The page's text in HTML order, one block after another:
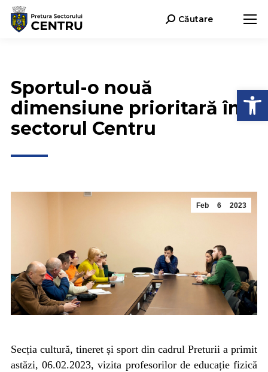
Search:Căutare
Sportul-o nouă
dimensiune prioritară în
sectorul Centru
Feb 6 2023
Secția cultură, tineret și sport din cadrul Preturii a primit
astăzi, 06.02.2023, vizita profesorilor de educație fizică